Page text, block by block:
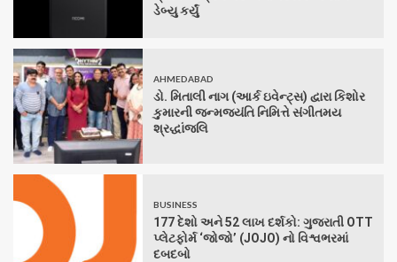
ડેબ્યુ કર્યું
AHMEDABAD
ડો. મિતાલી નાગ (આર્ક ઇવેન્ટ્સ) દ્વારા કિશોર
કુમારની જન્મજયંતિ નિમિત્તે સંગીતમય
શ્રદ્ધાંજલિ
BUSINESS
177 દેશો અને 52 લાખ દર્શકો: ગુજરાતી OTT
પ્લેટફોર્મ ‘જોજો’ (JOJO) નો વિશ્વભરમાં
દબદબો